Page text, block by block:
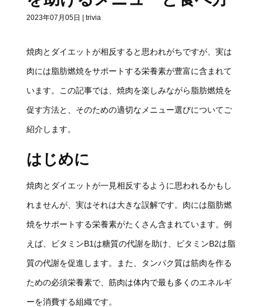
2023年07月05日 trivia
焼肉とダイエットが相反すると思われがちですが、実は
肉には脂肪燃焼をサポートする栄養素が豊富に含まれて
います。この記事では、焼肉を楽しみながら脂肪燃焼を
促す方法と、そのための適切なメニュー選びについてご
紹介します。
はじめに
焼肉とダイエットが一見相反するように思われるかもし
れませんが、実はそれは大きな誤解です。肉には脂肪燃
焼をサポートする栄養素がたくさん含まれています。例
えば、ビタミンB1は糖質の代謝を助け、ビタミンB2は脂
質の代謝を促進します。また、タンパク質は筋肉を作る
ための必須栄養素で、筋肉は体内で最も多くのエネルギ
ーを消費する組織です。